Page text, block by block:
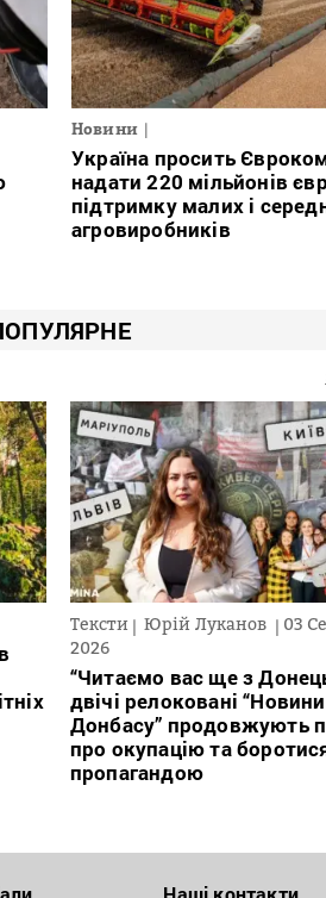
Новини
Україна просить
надати 220 мільйонів
підтримку малих і
агровиробників
Тексти Юрій Луканов
03
2026
“Читаємо вас ще з
двічі релоковані “Новини
Донбасу” продовжують
про окупацію та
пропагандою